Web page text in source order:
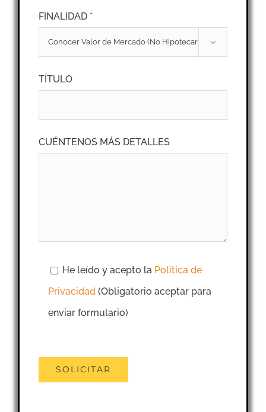
FINALIDAD *

TÍTULO
CUÉNTENOS MÁS DETALLES
He leído y acepto la Política de
Privacidad (Obligatorio aceptar para
enviar formulario)